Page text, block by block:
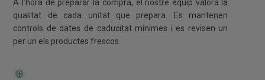
A l’hora de preparar la compra, el nostre equip valora la
qualitat de cada unitat que prepara. Es mantenen
controls de dates de caducitat mínimes i es revisen un
per un els productes frescos.